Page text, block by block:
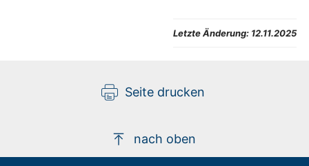
Letzte Änderung: 12.11.2025
Seite drucken
nach oben